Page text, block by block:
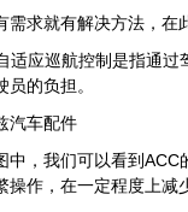
需求就有解决方法，在
适应巡航控制是指通
员的负担。
汽车配件
中，我们可以看到
操作，在一定程度上减